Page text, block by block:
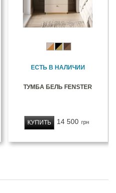
ЕСТЬ В НАЛИЧИИ
ТУМБА БЕЛЬ FENSTER
14 500 грн
КУПИТЬ